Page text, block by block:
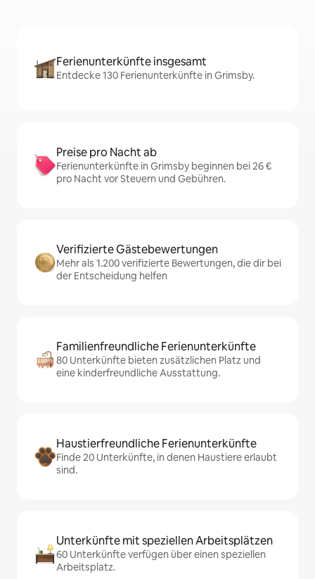
Ferienunterkünfte insgesamt
Entdecke 130 Ferienunterkünfte in Grimsby.
Preise pro Nacht ab
Ferienunterkünfte in Grimsby beginnen bei 26 €
pro Nacht vor Steuern und Gebühren.
Verifizierte Gästebewertungen
Mehr als 1.200 verifizierte Bewertungen, die dir bei
der Entscheidung helfen
Familienfreundliche Ferienunterkünfte
80 Unterkünfte bieten zusätzlichen Platz und
eine kinderfreundliche Ausstattung.
Haustierfreundliche Ferienunterkünfte
Finde 20 Unterkünfte, in denen Haustiere erlaubt
sind.
Unterkünfte mit speziellen Arbeitsplätzen
60 Unterkünfte verfügen über einen speziellen
Arbeitsplatz.